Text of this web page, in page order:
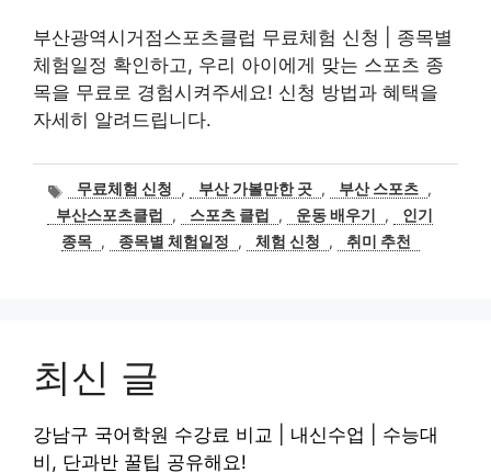
부산광역시거점스포츠클럽 무료체험 신청 | 종목별
체험일정 확인하고, 우리 아이에게 맞는 스포츠 종
목을 무료로 경험시켜주세요! 신청 방법과 혜택을
자세히 알려드립니다.
태
그
무료체험 신청 , 부산 가볼만한 곳 , 부산 스포츠 ,
부산스포츠클럽
, 스포츠 클럽 , 운동 배우기 ,
인기
종목 , 종목별 체험일정 , 체험 신청 , 취미 추천
최신 글
강남구 국어학원 수강료 비교 | 내신수업 | 수능대
비, 단과반 꿀팁 공유해요!